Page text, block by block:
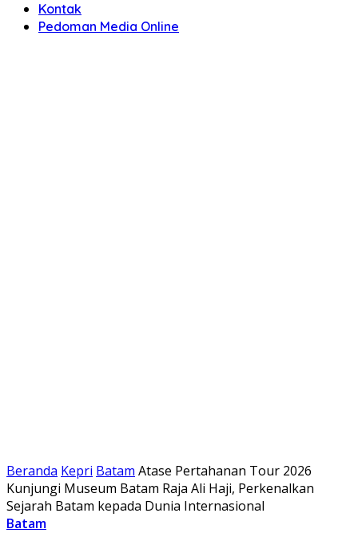
Kontak
Pedoman Media Online
Beranda Kepri Batam Atase Pertahanan Tour 2026
Kunjungi Museum Batam Raja Ali Haji, Perkenalkan
Sejarah Batam kepada Dunia Internasional
Batam